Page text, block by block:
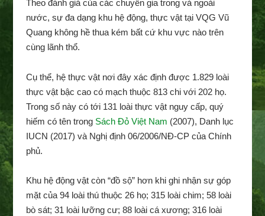
Theo đánh giá của các chuyên gia trong và ngoài
nước, sự đa dạng khu hệ động, thực vật tại VQG Vũ
Quang không hề thua kém bất cứ khu vực nào trên
cùng lãnh thổ.
Cụ thể, hệ thực vật nơi đây xác định được 1.829 loài
thực vật bậc cao có mạch thuộc 813 chi với 202 họ.
Trong số này có tới 131 loài thực vật nguy cấp, quý
hiếm có tên trong Sách Đỏ Việt Nam (2007), Danh lục
IUCN (2017) và Nghị định 06/2006/NĐ-CP của Chính
phủ.
Khu hệ động vật còn “đồ sộ” hơn khi ghi nhận sự góp
mặt của 94 loài thú thuộc 26 họ; 315 loài chim; 58 loài
bò sát; 31 loài lưỡng cư; 88 loài cá xương; 316 loài